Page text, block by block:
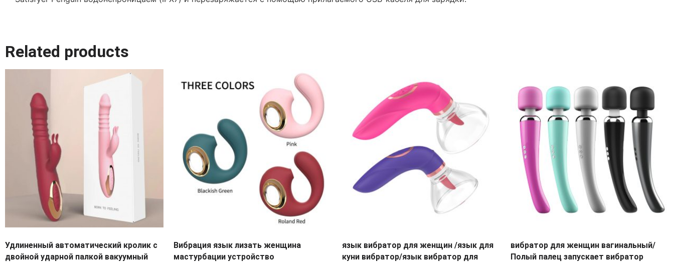
Related products
Удлиненный автоматический кролик с
двойной ударной палкой вакуумный
Вибрация язык лизать женщина
мастурбации устройство
язык вибратор для женщин /язык для
куни вибратор/язык вибратор для
вибратор для женщин вагинальный/
Полый палец запускает вибратор